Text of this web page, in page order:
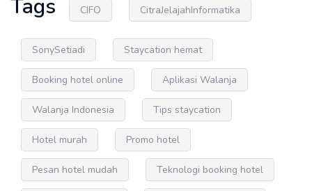
Tags CIFO CitraJelajahInformatika
SonySetiadi Staycation hemat
Booking hotel online Aplikasi Walanja
Walanja Indonesia Tips staycation
Hotel murah Promo hotel
Pesan hotel mudah Teknologi booking hotel